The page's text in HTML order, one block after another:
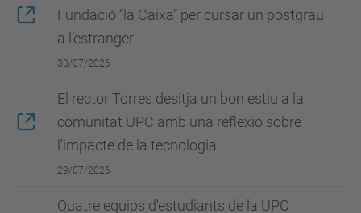
Fundació “la Caixa” per cursar un postgrau
a l’estranger
30/07/2026
El rector Torres desitja un bon estiu a la
comunitat UPC amb una reflexió sobre
l'impacte de la tecnologia
29/07/2026
Quatre equips d'estudiants de la UPC